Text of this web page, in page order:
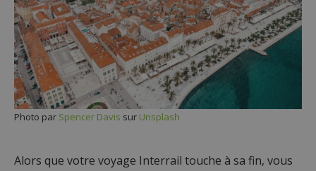
Photo par Spencer Davis sur Unsplash
Alors que votre voyage Interrail touche à sa fin, vous